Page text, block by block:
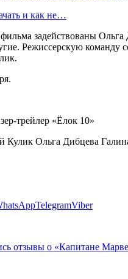
и как не…
фильма задействованы
Режиссерскую
Кулик Ольга Дибцева
TelegramViber
отзывы о «Капитане